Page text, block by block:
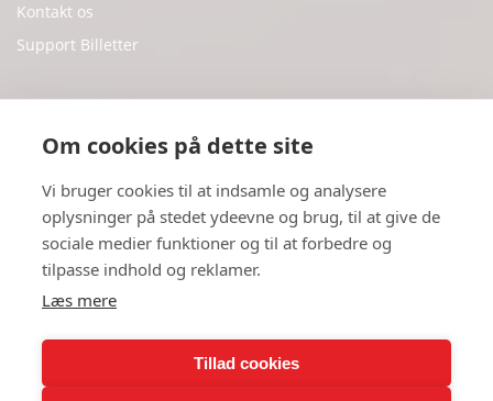
Kontakt os
Support Billetter
Sociale Medier
Facebook
Twitter
Youtube
Om cookies på dette site
Vi bruger cookies til at indsamle og analysere
oplysninger på stedet ydeevne og brug, til at give de
sociale medier funktioner og til at forbedre og
tilpasse indhold og reklamer.
Læs mere
Tillad cookies